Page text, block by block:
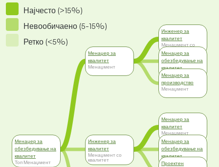
Најчесто (>15%)
Невообичаено (5-15%)
Ретко (<5%)
Менаџер за
обезбедување на
квалитет
Топ Менаџмент
Менаџер за
квалитет
Менаџмент
Инженер за
квалитет
Менаџмент со
квалитет
Инженер за
квалитет
Менаџмент со
квалитет
Менаџер за
обезбедување на
квалитет
Топ Менаџмент
Менаџер за
производство
Менаџмент
Менаџер за
квалитет
Менаџмент
Менаџер за
обезбедување на
квалитет
Топ Менаџмент
Проектен